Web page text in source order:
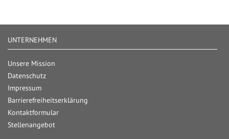
UNTERNEHMEN
Unsere Mission
Datenschutz
Impressum
Barrierefreiheitserklärung
Kontaktformular
Stellenangebot